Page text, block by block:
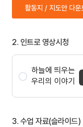
활동지 / 지도안 다운
2. 인트로 영상시청
하늘에 띄우는
우리의 이야기
3. 수업 자료(슬라이드)